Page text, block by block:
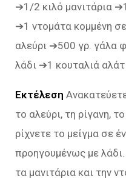
➔1/2 κιλό μανιτάρια
➔1 ντομάτα κομμένη
αλεύρι ➔500 γρ. γάλα
λάδι ➔1 κουταλιά
Εκτέλεση
το αλεύρι, τη ρίγανη,
ρίχνετε το μείγμα σε
προηγουμένως με
τα μανιτάρια και την